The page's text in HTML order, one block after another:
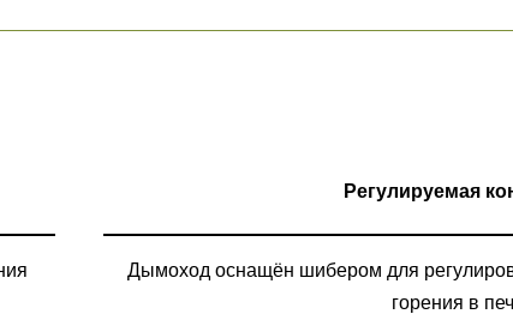
Регулируемая
Дымоход оснащён шибером для
горения в